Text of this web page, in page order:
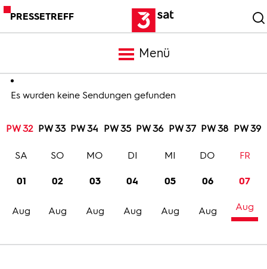
PRESSETREFF
Menü
Meldungen
Programm
Trailer
Bilder
Es wurden keine Sendungen gefunden
PW 32 PW 33 PW 34 PW 35 PW 36 PW 37 PW 38 PW 39
01
Aug
SA
02
Aug
SO
03
Aug
MO
04
Aug
DI
05
Aug
MI
06
Aug
DO
07
Aug
FR